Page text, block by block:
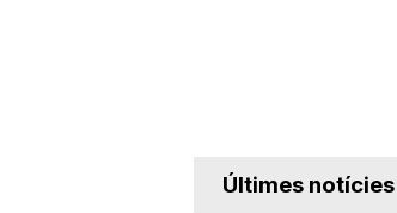
Últimes notícies